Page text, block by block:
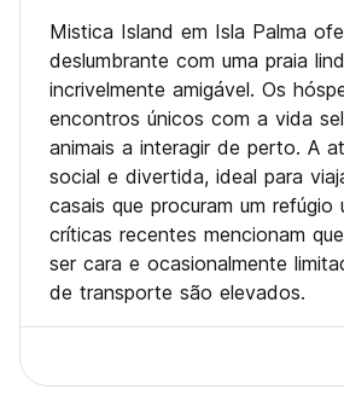
Mistica Island em Isla Palma
deslumbrante com uma praia
incrivelmente amigável. Os
encontros únicos com a vida
animais a interagir de perto. A
social e divertida, ideal para
casais que procuram um refúgio
críticas recentes mencionam
ser cara e ocasionalmente
de transporte são elevados.